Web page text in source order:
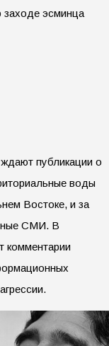
публикации о
воды
Востоке, и за
СМИ. В
комментарии